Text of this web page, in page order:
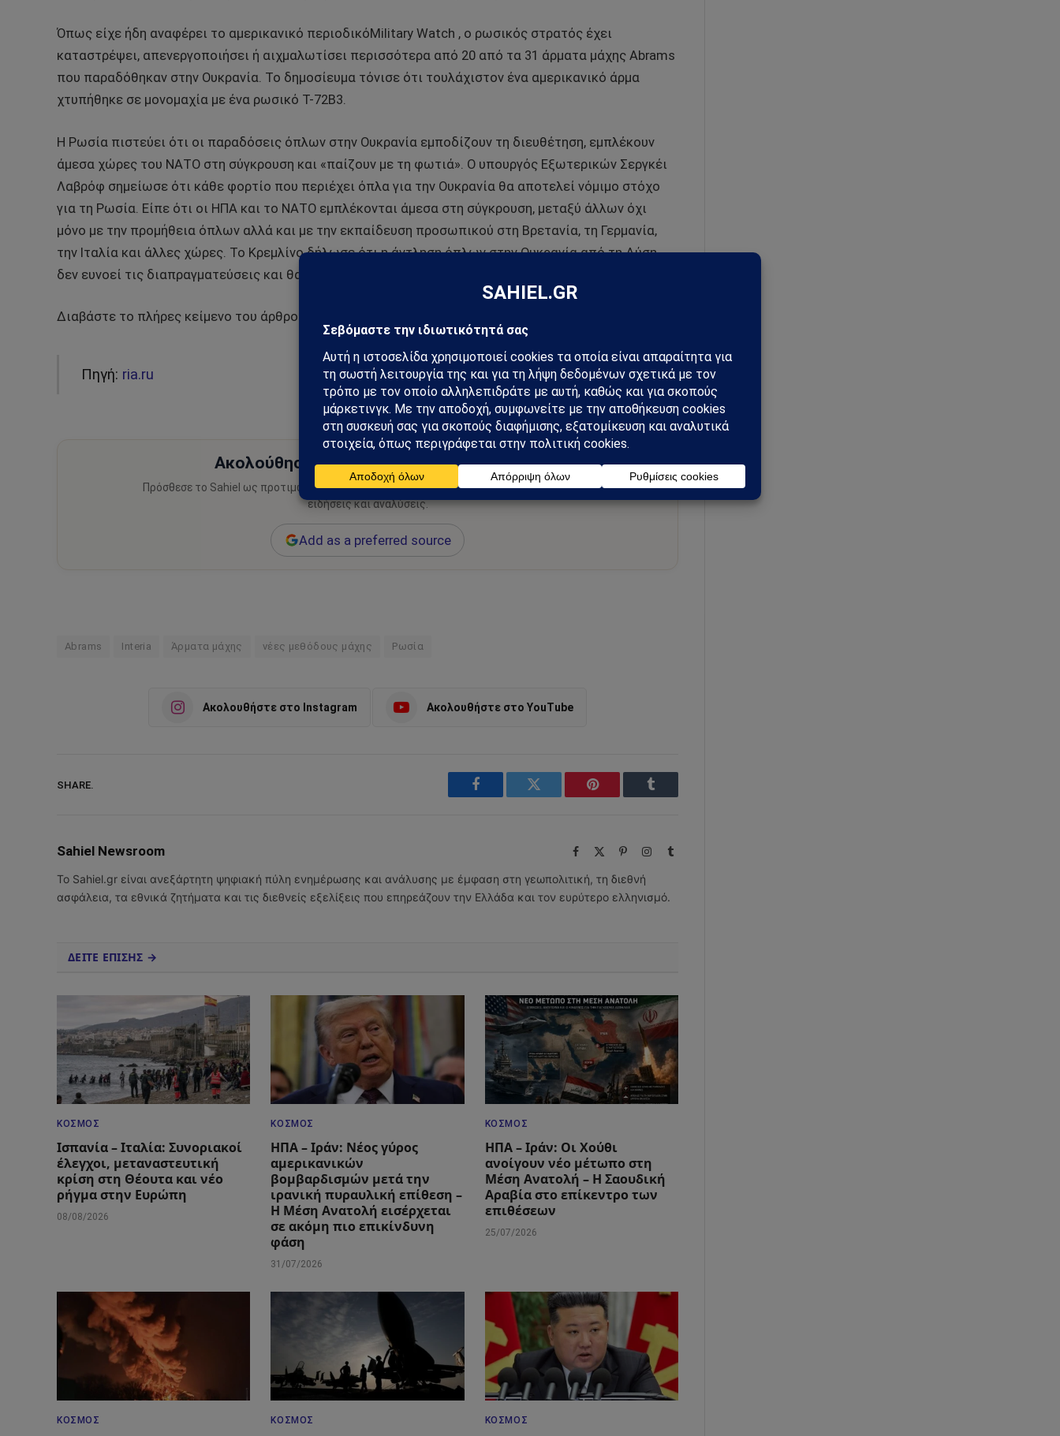
Όπως είχε ήδη αναφέρει το αμερικανικό περιοδικόMilitary Watch , ο ρωσικός στρατός έχει
καταστρέψει, απενεργοποιήσει ή αιχμαλωτίσει περισσότερα από 20 από τα 31 άρματα μάχης Abrams
που παραδόθηκαν στην Ουκρανία. Το δημοσίευμα τόνισε ότι τουλάχιστον ένα αμερικανικό άρμα
χτυπήθηκε σε μονομαχία με ένα ρωσικό T-72B3.
Η Ρωσία πιστεύει ότι οι παραδόσεις όπλων στην Ουκρανία εμποδίζουν τη διευθέτηση, εμπλέκουν
άμεσα χώρες του ΝΑΤΟ στη σύγκρουση και «παίζουν με τη φωτιά». Ο υπουργός Εξωτερικών Σεργκέι
Λαβρόφ σημείωσε ότι κάθε φορτίο που περιέχει όπλα για την Ουκρανία θα αποτελεί νόμιμο στόχο
για τη Ρωσία. Είπε ότι οι ΗΠΑ και το ΝΑΤΟ εμπλέκονται άμεσα στη σύγκρουση, μεταξύ άλλων όχι
μόνο με την προμήθεια όπλων αλλά και με την εκπαίδευση προσωπικού στη Βρετανία, τη Γερμανία,
την Ιταλία και άλλες χώρες. Το Κρεμλίνο δήλωσε ότι η άντληση όπλων στην Ουκρανία από τη Δύση
δεν ευνοεί τις διαπραγματεύσεις και θα έχει αρνητικά αποτελέσματα.
Διαβάστε το πλήρες κείμενο του άρθρου στην ιστοσελίδα του
Πηγή: ria.ru
Ακολούθησε το Sahiel στο Google News
Πρόσθεσε το Sahiel ως προτιμώμενη πηγή για να λαμβάνεις πρώτος τις σημαντικότερες
ειδήσεις και αναλύσεις.
Add as a preferred source
Abrams Interia Άρματα μάχης νέες μεθόδους μάχης Ρωσία
Ακολουθήστε στο Instagram Ακολουθήστε στο YouTube
SHARE.
Facebook Twitter Pinterest Tumblr
Sahiel Newsroom Facebook PinterestInstagram
Tumblr
Το Sahiel.gr είναι ανεξάρτητη ψηφιακή πύλη ενημέρωσης και ανάλυσης με έμφαση στη γεωπολιτική, τη διεθνή
ασφάλεια, τα εθνικά ζητήματα και τις διεθνείς εξελίξεις που επηρεάζουν την Ελλάδα και τον ευρύτερο ελληνισμό.
ΔΕΙΤΕ ΕΠΙΣΗΣ →
ΚΌΣΜΟΣ
Ισπανία – Ιταλία: Συνοριακοί
έλεγχοι, μεταναστευτική
κρίση στη Θέουτα και νέο
ρήγμα στην Ευρώπη
08/08/2026
ΚΌΣΜΟΣ
ΗΠΑ – Ιράν: Νέος γύρος
αμερικανικών
βομβαρδισμών μετά την
ιρανική πυραυλική επίθεση –
Η Μέση Ανατολή εισέρχεται
σε ακόμη πιο επικίνδυνη
φάση
31/07/2026
ΚΌΣΜΟΣ
ΗΠΑ – Ιράν: Οι Χούθι
ανοίγουν νέο μέτωπο στη
Μέση Ανατολή – Η Σαουδική
Αραβία στο επίκεντρο των
επιθέσεων
25/07/2026
ΚΌΣΜΟΣ ΚΌΣΜΟΣ ΚΌΣΜΟΣ